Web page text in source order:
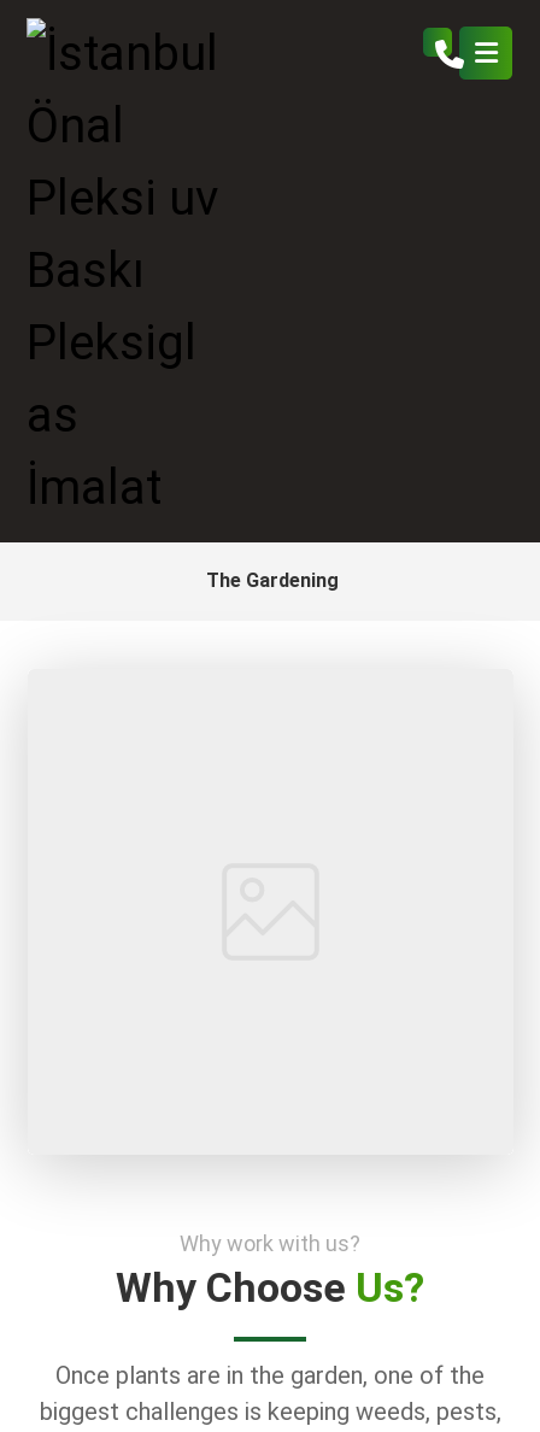
The Gardening
Why work with us?
Why Choose Us?
Once plants are in the garden, one of the
biggest challenges is keeping weeds, pests,